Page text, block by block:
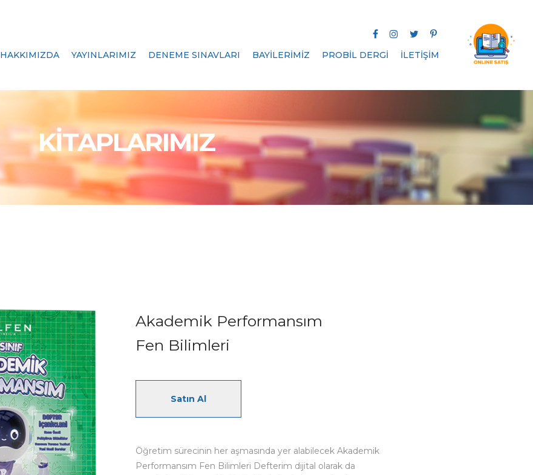
HAKKIMIZDA YAYINLARIMIZ DENEME SINAVLARI BAYİLERİMİZ PROBİL DERGİ İLETİŞİM
KİTAPLARIMIZ
Akademik Performansım
Fen Bilimleri
Satın Al
Öğretim sürecinin her aşmasında yer alabilecek Akademik
Performansım Fen Bilimleri Defterim dijital olarak da